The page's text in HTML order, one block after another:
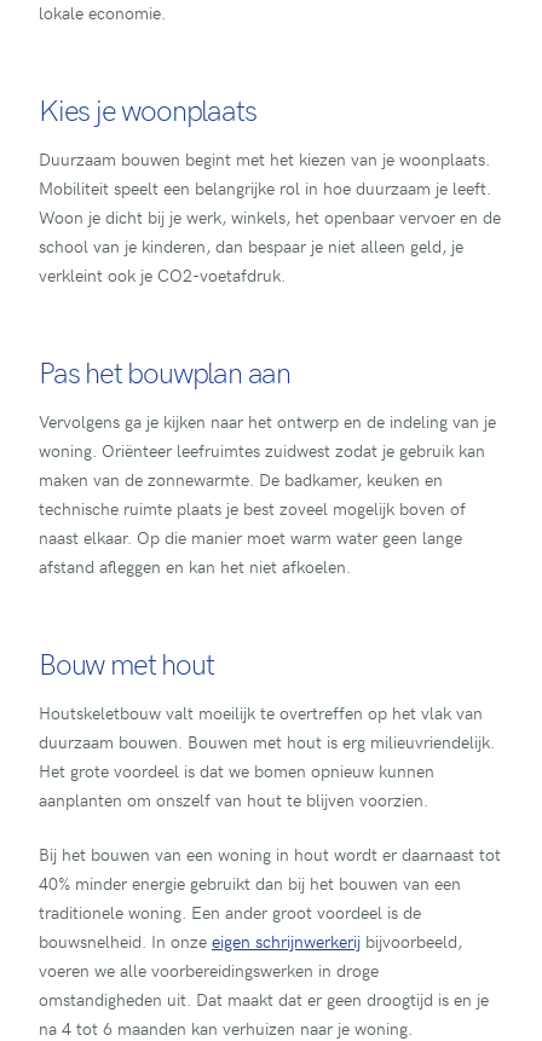
lokale economie.
Kies je woonplaats
Duurzaam bouwen begint met het kiezen van je woonplaats.
Mobiliteit speelt een belangrijke rol in hoe duurzaam je leeft.
Woon je dicht bij je werk, winkels, het openbaar vervoer en de
school van je kinderen, dan bespaar je niet alleen geld, je
verkleint ook je CO2-voetafdruk.
Pas het bouwplan aan
Vervolgens ga je kijken naar het ontwerp en de indeling van je
woning. Oriënteer leefruimtes zuidwest zodat je gebruik kan
maken van de zonnewarmte. De badkamer, keuken en
technische ruimte plaats je best zoveel mogelijk boven of
naast elkaar. Op die manier moet warm water geen lange
afstand afleggen en kan het niet afkoelen.
Bouw met hout
Houtskeletbouw valt moeilijk te overtreffen op het vlak van
duurzaam bouwen. Bouwen met hout is erg milieuvriendelijk.
Het grote voordeel is dat we bomen opnieuw kunnen
aanplanten om onszelf van hout te blijven voorzien.
Bij het bouwen van een woning in hout wordt er daarnaast tot
40% minder energie gebruikt dan bij het bouwen van een
traditionele woning. Een ander groot voordeel is de
bouwsnelheid. In onze eigen schrijnwerkerij bijvoorbeeld,
voeren we alle voorbereidingswerken in droge
omstandigheden uit. Dat maakt dat er geen droogtijd is en je
na 4 tot 6 maanden kan verhuizen naar je woning.